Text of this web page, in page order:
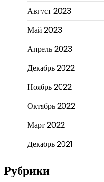
Август 2023
Май 2023
Апрель 2023
Декабрь 2022
Ноябрь 2022
Октябрь 2022
Март 2022
Декабрь 2021
Рубрики